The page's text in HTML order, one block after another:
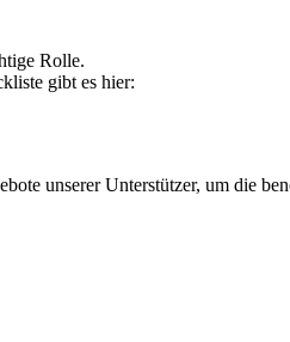
Rolle.
gibt es hier:
unserer Unterstützer, um die